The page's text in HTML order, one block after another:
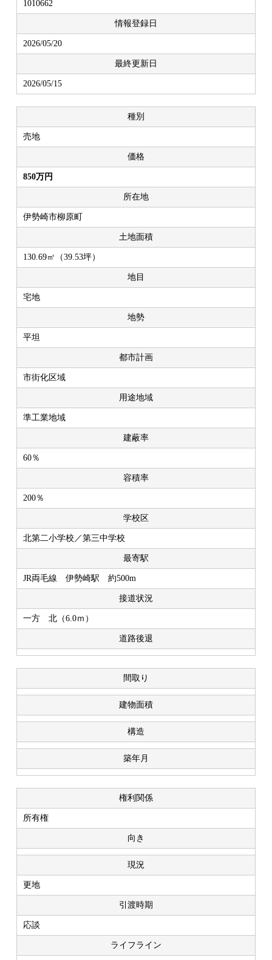
1010662
情報登録日
2026/05/20
最終更新日
2026/05/15
種別
売地
価格
850万円
所在地
伊勢崎市柳原町
土地面積
130.69㎡（39.53坪）
地目
宅地
地勢
平坦
都市計画
市街化区域
用途地域
準工業地域
建蔽率
60％
容積率
200％
学校区
北第二小学校／第三中学校
最寄駅
JR両毛線 伊勢崎駅 約500m
接道状況
一方 北（6.0ｍ）
道路後退
間取り
建物面積
構造
築年月
権利関係
所有権
向き
現況
更地
引渡時期
応談
ライフライン